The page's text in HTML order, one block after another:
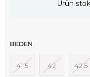
Ürün
BEDEN
41.5 42 42.5